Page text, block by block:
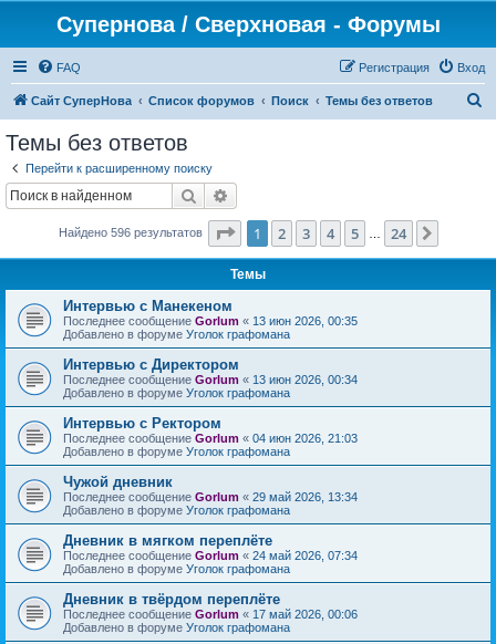
Супернова / Сверхновая - Форумы
FAQ Вход
Регистрация
Сайт СуперНова Список форумов Поиск Темы без ответов
Темы без ответов
Перейти к расширенному поиску
Поиск
Найдено 596 результатов Страница из 24
1 2 3 4 5 24
Темы
Интервью с Манекеном
Последнее сообщение Gorlum « 13 июн 2026, 00:35
Добавлено в форуме Уголок графомана
Интервью с Директором
Последнее сообщение Gorlum « 13 июн 2026, 00:34
Добавлено в форуме Уголок графомана
Интервью с Ректором
Последнее сообщение Gorlum « 04 июн 2026, 21:03
Добавлено в форуме Уголок графомана
Чужой дневник
Последнее сообщение Gorlum « 29 май 2026, 13:34
Добавлено в форуме Уголок графомана
Дневник в мягком переплёте
Последнее сообщение Gorlum « 24 май 2026, 07:34
Добавлено в форуме Уголок графомана
Дневник в твёрдом переплёте
Последнее сообщение Gorlum « 17 май 2026, 00:06
Добавлено в форуме Уголок графомана